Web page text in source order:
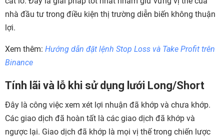
nhà đầu tư trong điều kiện thị trường diễn biến không thuận
lợi.
Xem thêm: Hướng dẫn đặt lệnh Stop Loss và Take Profit trên
Binance
Tính lãi và lỗ khi sử dụng lưới Long/Short
Đây là công việc xem xét lợi nhuận đã khớp và chưa khớp.
Các giao dịch đã hoàn tất là các giao dịch đã khớp và
ngược lại. Giao dịch đã khớp là mọi vị thế trong chiến lược